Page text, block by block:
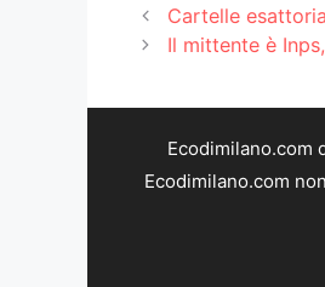
Cartelle
Il mittente è
Ecodimilano.com
Ecodimilano.com